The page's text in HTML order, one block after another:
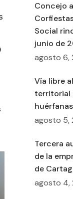
Concejo
Social
junio de
agosto 6,
Vía libre
territorial
agosto 5,
Tercera
de la
de
agosto 4,